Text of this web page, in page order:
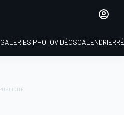
GALERIES PHOTOVIDÉOSCALENDRIER